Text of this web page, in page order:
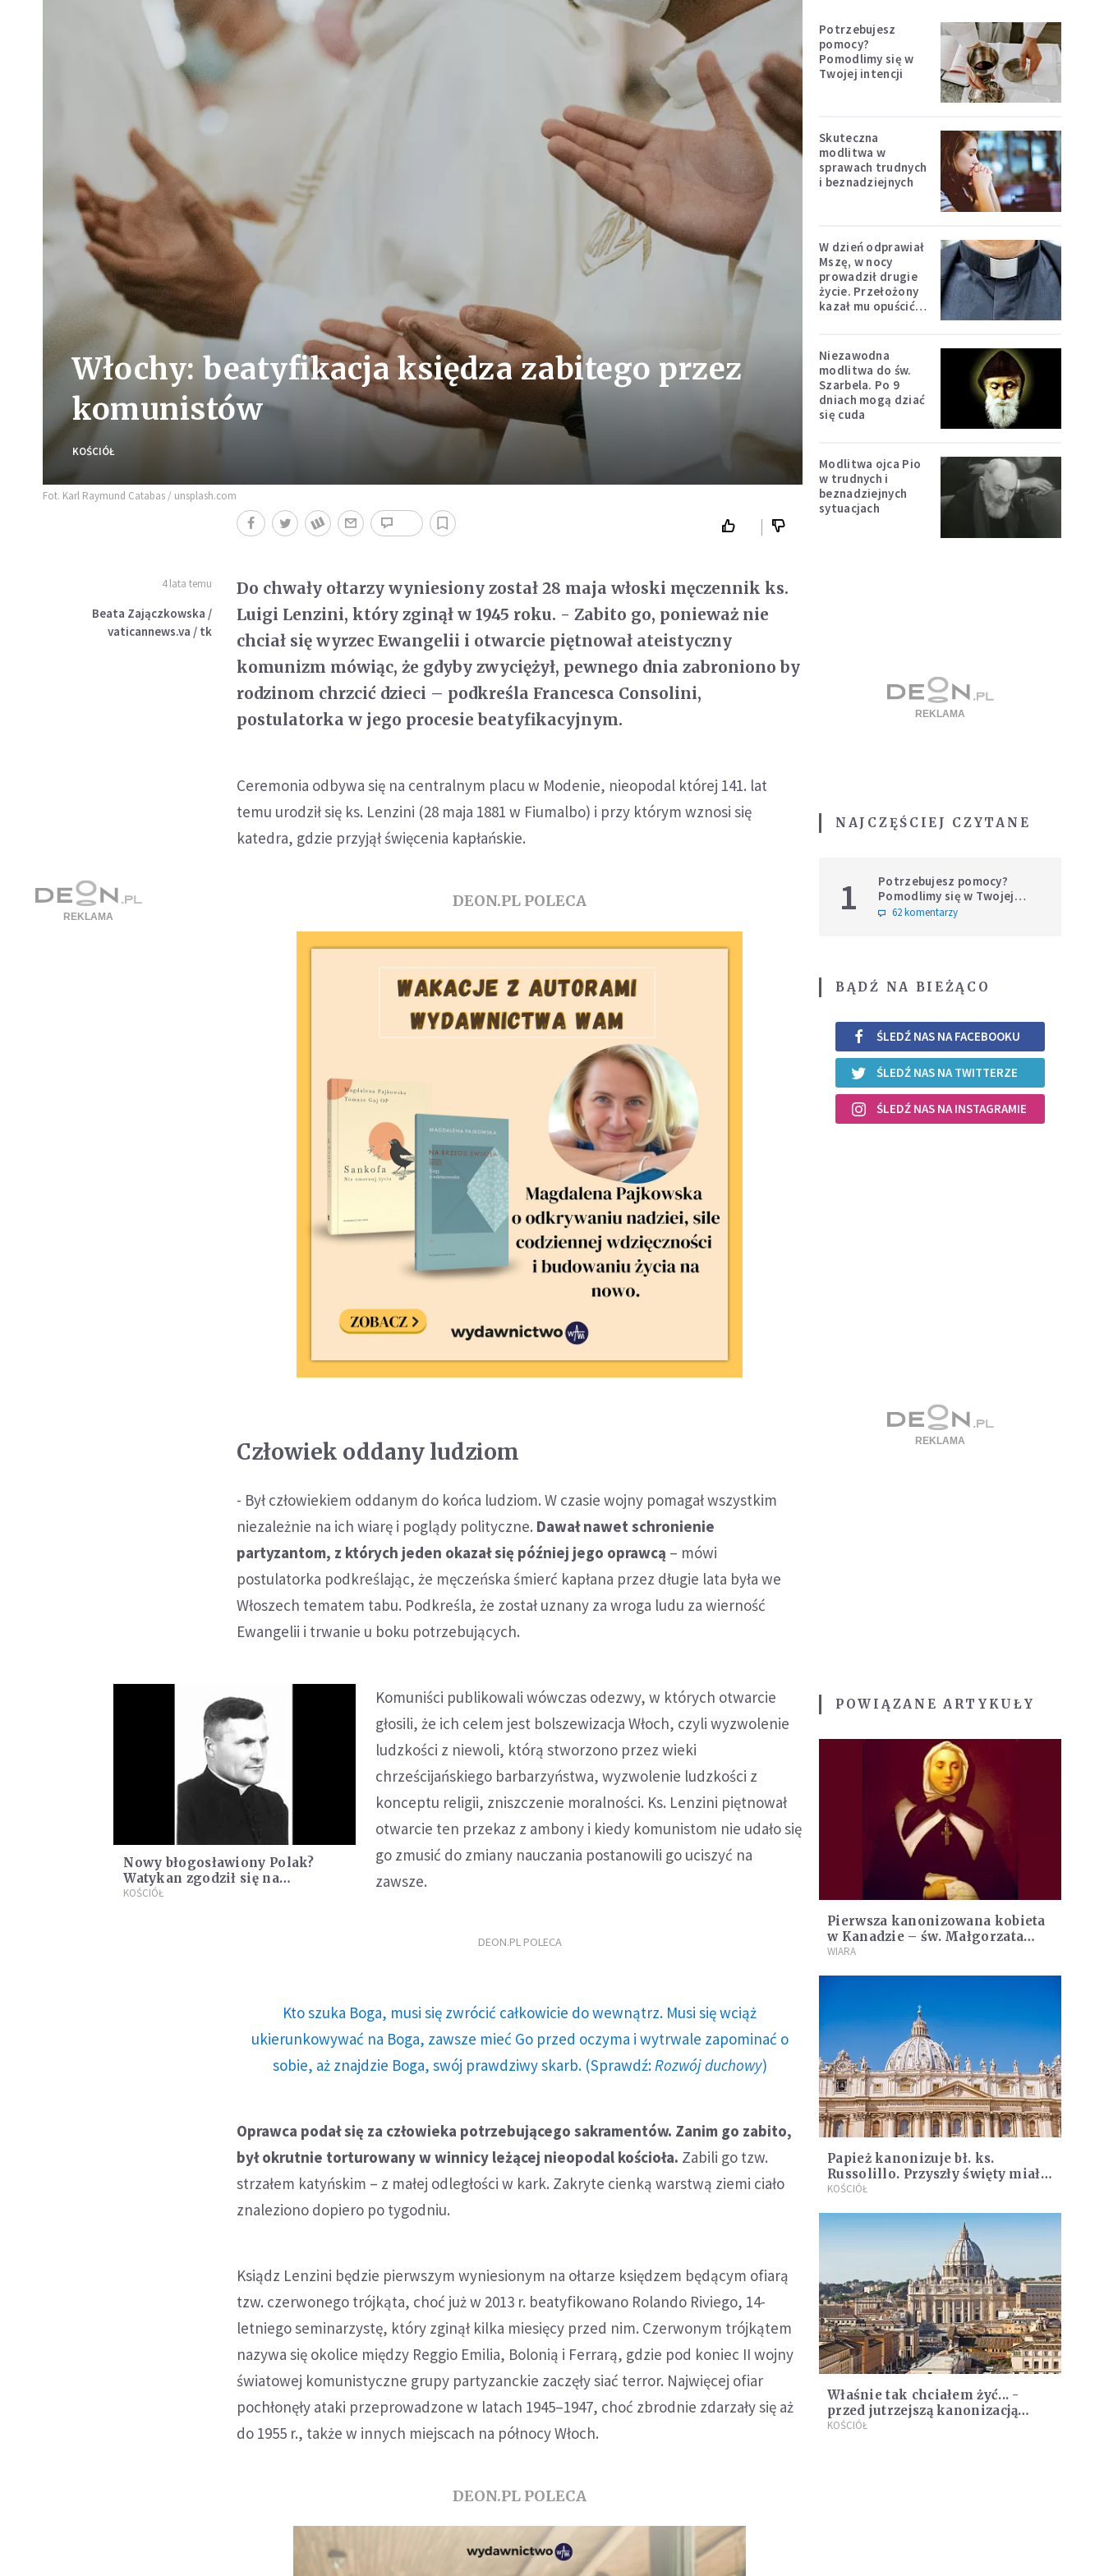
Włochy: beatyfikacja księdza zabitego przez
komunistów
KOŚCIÓŁ
Fot. Karl Raymund Catabas / unsplash.com
4 lata temu
Beata Zajączkowska /
vaticannews.va / tk
Do chwały ołtarzy wyniesiony został 28 maja włoski męczennik ks.
Luigi Lenzini, który zginął w 1945 roku. - Zabito go, ponieważ nie
chciał się wyrzec Ewangelii i otwarcie piętnował ateistyczny
komunizm mówiąc, że gdyby zwyciężył, pewnego dnia zabroniono by
rodzinom chrzcić dzieci – podkreśla Francesca Consolini,
postulatorka w jego procesie beatyfikacyjnym.
Ceremonia odbywa się na centralnym placu w Modenie, nieopodal której 141. lat
temu urodził się ks. Lenzini (28 maja 1881 w Fiumalbo) i przy którym wznosi się
katedra, gdzie przyjął święcenia kapłańskie.
DEON.PL POLECA
Człowiek oddany ludziom
- Był człowiekiem oddanym do końca ludziom. W czasie wojny pomagał wszystkim
niezależnie na ich wiarę i poglądy polityczne. Dawał nawet schronienie
partyzantom, z których jeden okazał się później jego oprawcą – mówi
postulatorka podkreślając, że męczeńska śmierć kapłana przez długie lata była we
Włoszech tematem tabu. Podkreśla, że został uznany za wroga ludu za wierność
Ewangelii i trwanie u boku potrzebujących.
Nowy błogosławiony Polak?
Watykan zgodził się na
rozpoczęcie procesu
KOŚCIÓŁ
Komuniści publikowali wówczas odezwy, w których otwarcie
głosili, że ich celem jest bolszewizacja Włoch, czyli wyzwolenie
ludzkości z niewoli, którą stworzono przez wieki
chrześcijańskiego barbarzyństwa, wyzwolenie ludzkości z
konceptu religii, zniszczenie moralności. Ks. Lenzini piętnował
otwarcie ten przekaz z ambony i kiedy komunistom nie udało się
go zmusić do zmiany nauczania postanowili go uciszyć na
zawsze.
DEON.PL POLECA
Kto szuka Boga, musi się zwrócić całkowicie do wewnątrz. Musi się wciąż
ukierunkowywać na Boga, zawsze mieć Go przed oczyma i wytrwale zapominać o
sobie, aż znajdzie Boga, swój prawdziwy skarb. (Sprawdź: Rozwój duchowy)
Oprawca podał się za człowieka potrzebującego sakramentów. Zanim go zabito,
był okrutnie torturowany w winnicy leżącej nieopodal kościoła. Zabili go tzw.
strzałem katyńskim – z małej odległości w kark. Zakryte cienką warstwą ziemi ciało
znaleziono dopiero po tygodniu.
Ksiądz Lenzini będzie pierwszym wyniesionym na ołtarze księdzem będącym ofiarą
tzw. czerwonego trójkąta, choć już w 2013 r. beatyfikowano Rolando Riviego, 14-
letniego seminarzystę, który zginął kilka miesięcy przed nim. Czerwonym trójkątem
nazywa się okolice między Reggio Emilia, Bolonią i Ferrarą, gdzie pod koniec II wojny
światowej komunistyczne grupy partyzanckie zaczęły siać terror. Najwięcej ofiar
pochłonęły ataki przeprowadzone w latach 1945–1947, choć zbrodnie zdarzały się aż
do 1955 r., także w innych miejscach na północy Włoch.
DEON.PL POLECA
Potrzebujesz
pomocy?
Pomodlimy się w
Twojej intencji
Skuteczna
modlitwa w
sprawach trudnych
i beznadziejnych
W dzień odprawiał
Mszę, w nocy
prowadził drugie
życie. Przełożony
kazał mu opuścić
Niezawodna
modlitwa do św.
Szarbela. Po 9
dniach mogą dziać
się cuda
Modlitwa ojca Pio
w trudnych i
beznadziejnych
sytuacjach
NAJCZĘŚCIEJ CZYTANE
1
Potrzebujesz pomocy?
Pomodlimy się w Twojej
intencji
62 komentarzy
BĄDŹ NA BIEŻĄCO
ŚLEDŹ NAS NA FACEBOOKU
ŚLEDŹ NAS NA TWITTERZE
ŚLEDŹ NAS NA INSTAGRAMIE
POWIĄZANE ARTYKUŁY
Pierwsza kanonizowana kobieta
w Kanadzie – św. Małgorzata
Bourgeoys
WIARA
Papież kanonizuje bł. ks.
Russolillo. Przyszły święty miał
uzdrowić młodego zakonnika
KOŚCIÓŁ
Właśnie tak chciałem żyć... -
przed jutrzejszą kanonizacją
Brata Karola de Foucauld
KOŚCIÓŁ